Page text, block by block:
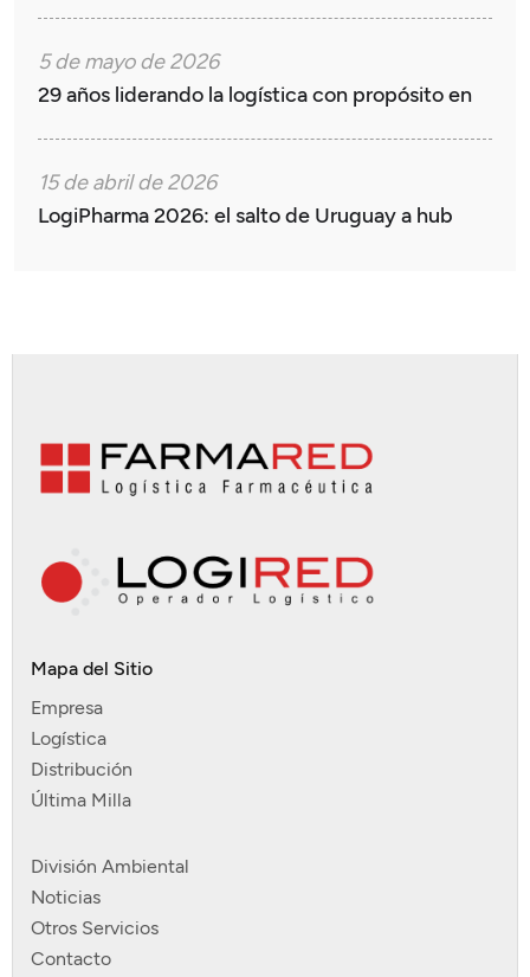
5 de mayo de 2026
29 años liderando la logística con propósito en
15 de abril de 2026
LogiPharma 2026: el salto de Uruguay a hub
Mapa del Sitio
Empresa
Logística
Distribución
Última Milla
División Ambiental
Noticias
Otros Servicios
Contacto